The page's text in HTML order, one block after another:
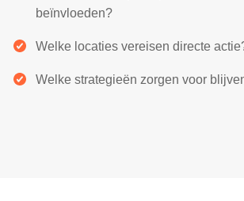
beïnvloeden?
Welke locaties vereisen directe
Welke strategieën zorgen voor